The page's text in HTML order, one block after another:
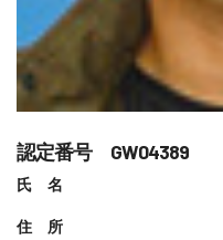
認定番号 GW04389
氏 名
住 所